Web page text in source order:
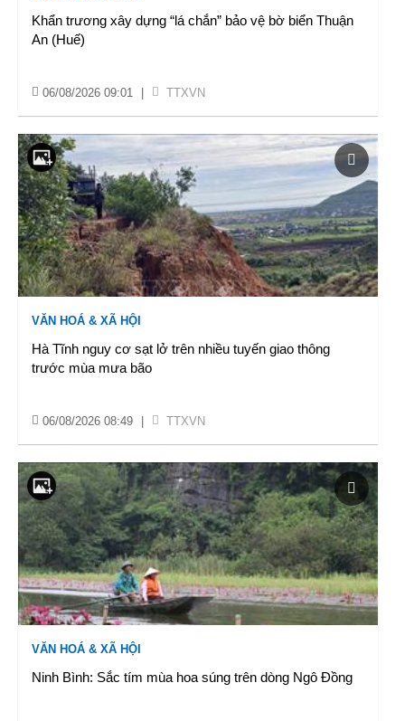
Khẩn trương xây dựng “lá chắn” bảo vệ bờ biển Thuận
An (Huế)
06/08/2026 09:01 TTXVN
VĂN HOÁ & XÃ HỘI
Hà Tĩnh nguy cơ sạt lở trên nhiều tuyến giao thông
trước mùa mưa bão
06/08/2026 08:49 TTXVN
VĂN HOÁ & XÃ HỘI
Ninh Bình: Sắc tím mùa hoa súng trên dòng Ngô Đồng